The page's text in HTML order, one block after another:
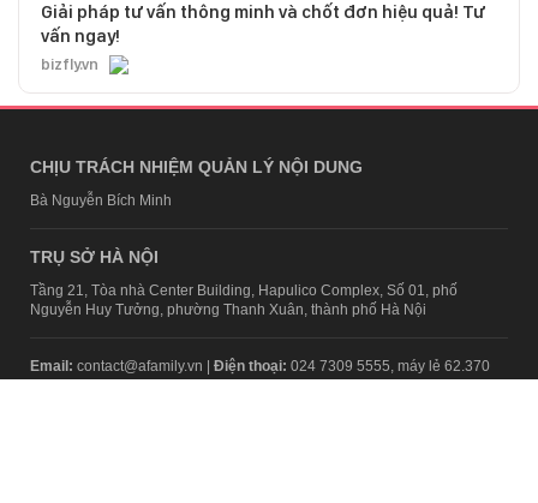
Giải pháp tư vấn thông minh và chốt đơn hiệu quả! Tư
vấn ngay!
bizfly.vn
CHỊU TRÁCH NHIỆM QUẢN LÝ NỘI DUNG
Bà Nguyễn Bích Minh
TRỤ SỞ HÀ NỘI
Tầng 21, Tòa nhà Center Building, Hapulico Complex, Số 01, phố
Nguyễn Huy Tưởng, phường Thanh Xuân, thành phố Hà Nội
Email: contact@afamily.vn | Điện thoại: 024 7309 5555, máy lẻ 62.370